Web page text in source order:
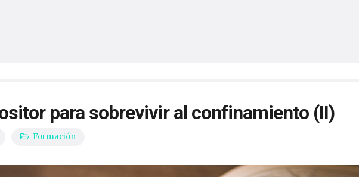
para sobrevivir al confinamiento (II)
Formación